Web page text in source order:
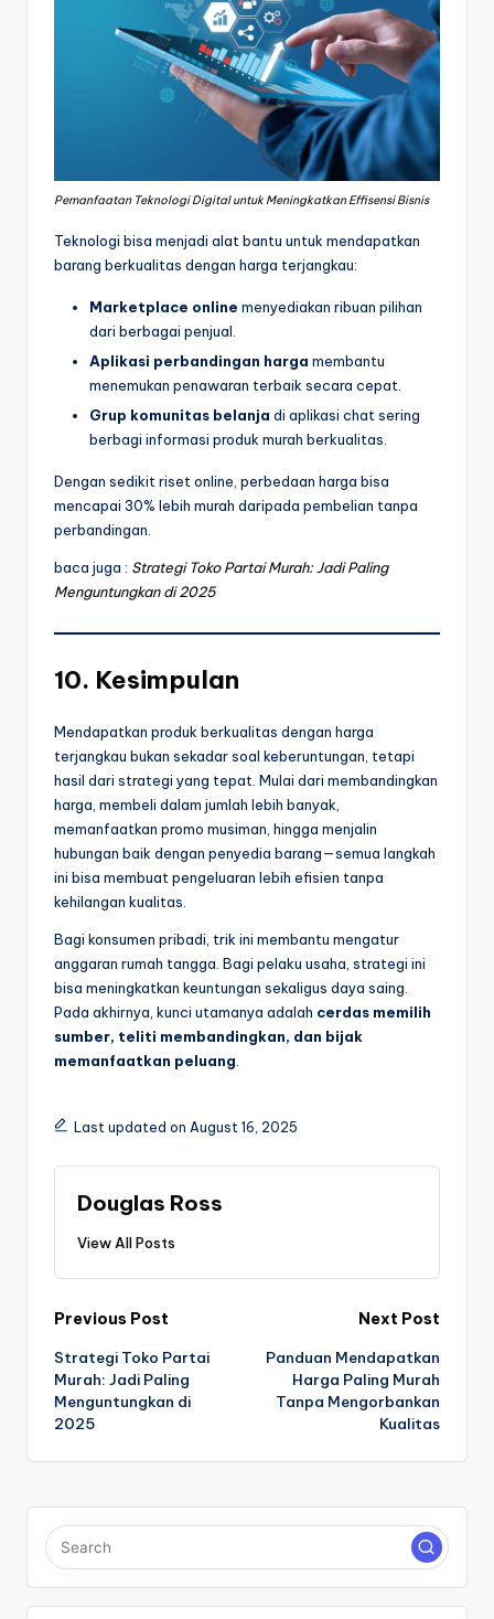
Pemanfaatan Teknologi Digital untuk Meningkatkan Effisensi Bisnis
Teknologi bisa menjadi alat bantu untuk mendapatkan
barang berkualitas dengan harga terjangkau:
Marketplace online menyediakan ribuan pilihan
dari berbagai penjual.
Aplikasi perbandingan harga membantu
menemukan penawaran terbaik secara cepat.
Grup komunitas belanja di aplikasi chat sering
berbagi informasi produk murah berkualitas.
Dengan sedikit riset online, perbedaan harga bisa
mencapai 30% lebih murah daripada pembelian tanpa
perbandingan.
baca juga : Strategi Toko Partai Murah: Jadi Paling
Menguntungkan di 2025
10. Kesimpulan
Mendapatkan produk berkualitas dengan harga
terjangkau bukan sekadar soal keberuntungan, tetapi
hasil dari strategi yang tepat. Mulai dari membandingkan
harga, membeli dalam jumlah lebih banyak,
memanfaatkan promo musiman, hingga menjalin
hubungan baik dengan penyedia barang—semua langkah
ini bisa membuat pengeluaran lebih efisien tanpa
kehilangan kualitas.
Bagi konsumen pribadi, trik ini membantu mengatur
anggaran rumah tangga. Bagi pelaku usaha, strategi ini
bisa meningkatkan keuntungan sekaligus daya saing.
Pada akhirnya, kunci utamanya adalah cerdas memilih
sumber, teliti membandingkan, dan bijak
memanfaatkan peluang
Last updated on August 16, 2025
Douglas Ross
View All Posts
Post
navigation
Previous Post
Strategi Toko Partai
Murah: Jadi Paling
Menguntungkan di
2025
Next Post
Panduan Mendapatkan
Harga Paling Murah
Tanpa Mengorbankan
Kualitas